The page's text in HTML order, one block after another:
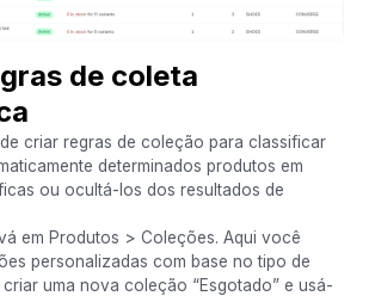
de coleta
criar regras de coleção para classificar
determinados produtos em
ou ocultá-los dos resultados de
em Produtos > Coleções. Aqui você
personalizadas com base no tipo de
uma nova coleção “Esgotado” e usá-